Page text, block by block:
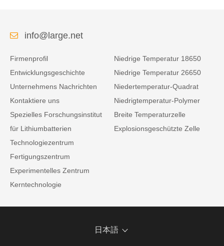
info@large.net
Firmenprofil
Entwicklungsgeschichte
Unternehmens Nachrichten
Kontaktiere uns
Spezielles Forschungsinstitut
für Lithiumbatterien
Technologiezentrum
Fertigungszentrum
Experimentelles Zentrum
Kerntechnologie
Niedrige Temperatur 18650
Niedrige Temperatur 26650
Niedertemperatur-Quadrat
Niedrigtemperatur-Polymer
Breite Temperaturzelle
Explosionsgeschützte Zelle
日本語